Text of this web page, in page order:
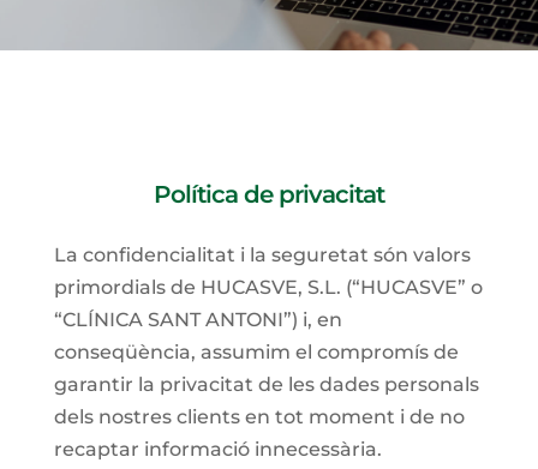
Política de privacitat
La confidencialitat i la seguretat són valors
primordials de HUCASVE, S.L. (“HUCASVE” o
“CLÍNICA SANT ANTONI”) i, en
conseqüència, assumim el compromís de
garantir la privacitat de les dades personals
dels nostres clients en tot moment i de no
recaptar informació innecessària.